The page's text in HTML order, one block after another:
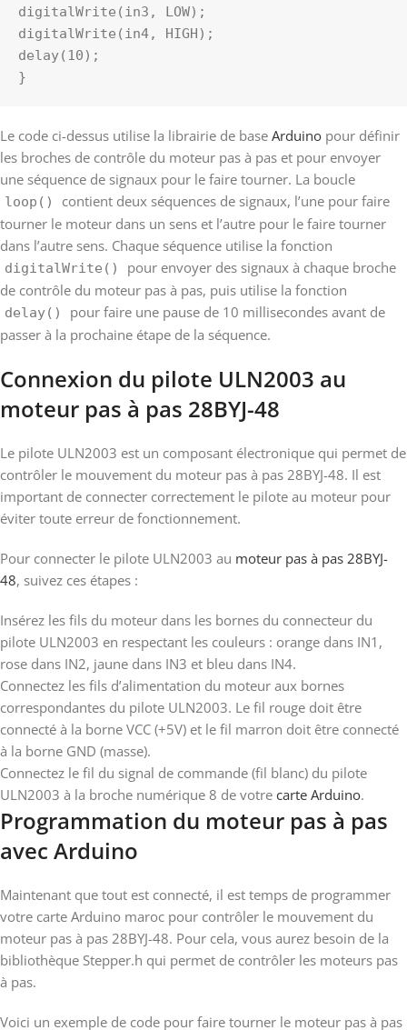
digitalWrite(in3, LOW);
digitalWrite(in4, HIGH);
delay(10);
}
Le code ci-dessus utilise la librairie de base Arduino pour définir
les broches de contrôle du moteur pas à pas et pour envoyer
une séquence de signaux pour le faire tourner. La boucle
loop()
contient deux séquences de signaux, l’une pour faire
tourner le moteur dans un sens et l’autre pour le faire tourner
dans l’autre sens. Chaque séquence utilise la fonction
digitalWrite()
pour envoyer des signaux à chaque broche
de contrôle du moteur pas à pas, puis utilise la fonction
delay()
pour faire une pause de 10 millisecondes avant de
passer à la prochaine étape de la séquence.
Connexion du pilote ULN2003 au
moteur pas à pas 28BYJ-48
Le pilote ULN2003 est un composant électronique qui permet de
contrôler le mouvement du moteur pas à pas 28BYJ-48. Il est
important de connecter correctement le pilote au moteur pour
éviter toute erreur de fonctionnement.
Pour connecter le pilote ULN2003 au moteur pas à pas 28BYJ-
48, suivez ces étapes :
Insérez les fils du moteur dans les bornes du connecteur du
pilote ULN2003 en respectant les couleurs : orange dans IN1,
rose dans IN2, jaune dans IN3 et bleu dans IN4.
Connectez les fils d’alimentation du moteur aux bornes
correspondantes du pilote ULN2003. Le fil rouge doit être
connecté à la borne VCC (+5V) et le fil marron doit être connecté
à la borne GND (masse).
Connectez le fil du signal de commande (fil blanc) du pilote
ULN2003 à la broche numérique 8 de votre carte Arduino.
Programmation du moteur pas à pas
avec Arduino
Maintenant que tout est connecté, il est temps de programmer
votre carte Arduino maroc pour contrôler le mouvement du
moteur pas à pas 28BYJ-48. Pour cela, vous aurez besoin de la
bibliothèque Stepper.h qui permet de contrôler les moteurs pas
à pas.
Voici un exemple de code pour faire tourner le moteur pas à pas